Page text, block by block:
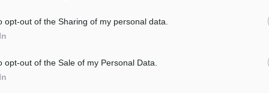
opt-out of the Sharing of my personal data.
opt-out of the Sale of my Personal Data.